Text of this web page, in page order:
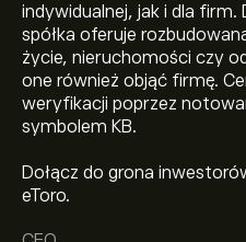
indywidualnej, jak i dla
spółka oferuje
życie, nieruchomości czy
one również objąć firmę.
weryfikacji poprzez
symbolem KB.
Dołącz do grona
eToro.
Aktualna cena instrumentu: